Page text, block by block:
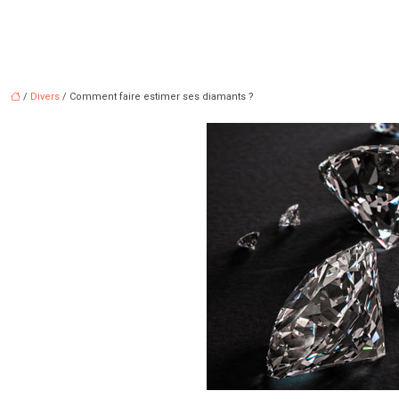
/ Divers / Comment faire estimer ses diamants ?